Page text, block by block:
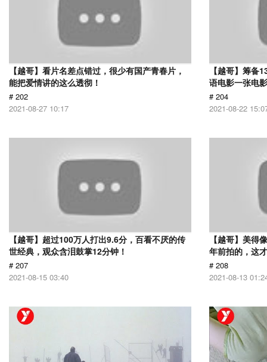
【越哥】看片名差点错过，很少有国产青春片，
能把爱情讲的这么透彻！
# 202
2021-08-27 10:17
【越哥】筹备
语电影一张电
# 204
2021-08-22
【越哥】超过100万人打出9.6分，百看不厌的传
世经典，观众含泪鼓掌12分钟！
# 207
2021-08-15 03:40
【越哥】美得
年前拍的，这
# 208
2021-08-13